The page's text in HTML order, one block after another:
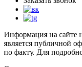
Информация на сайте
является публичной
по факту. Для